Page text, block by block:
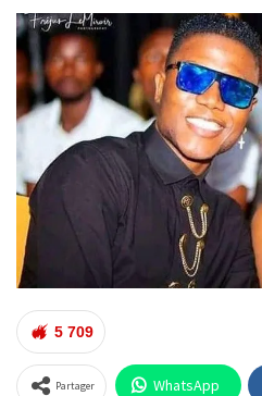
5 709
Partager WhatsApp